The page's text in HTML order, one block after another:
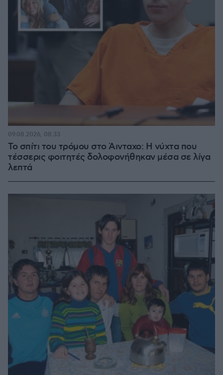
Το σπίτι του τρόμου στο Άινταχο: Η νύχτα που
τέσσερις φοιτητές δολοφονήθηκαν μέσα σε λίγα
λεπτά
09.08.2026, 08:33